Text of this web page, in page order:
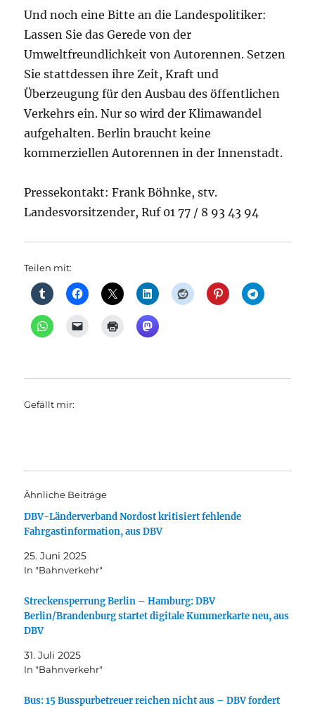
Und noch eine Bitte an die Landespolitiker:
Lassen Sie das Gerede von der
Umweltfreundlichkeit von Autorennen. Setzen
Sie stattdessen ihre Zeit, Kraft und
Überzeugung für den Ausbau des öffentlichen
Verkehrs ein. Nur so wird der Klimawandel
aufgehalten. Berlin braucht keine
kommerziellen Autorennen in der Innenstadt.
Pressekontakt: Frank Böhnke, stv.
Landesvorsitzender, Ruf 01 77 / 8 93 43 94
Teilen mit:
Gefällt mir:
Ähnliche Beiträge
DBV-Länderverband Nordost kritisiert fehlende
Fahrgastinformation, aus DBV
25. Juni 2025
In "Bahnverkehr"
Streckensperrung Berlin – Hamburg: DBV
Berlin/Brandenburg startet digitale Kummerkarte neu, aus
DBV
31. Juli 2025
In "Bahnverkehr"
Bus: 15 Busspurbetreuer reichen nicht aus – DBV fordert